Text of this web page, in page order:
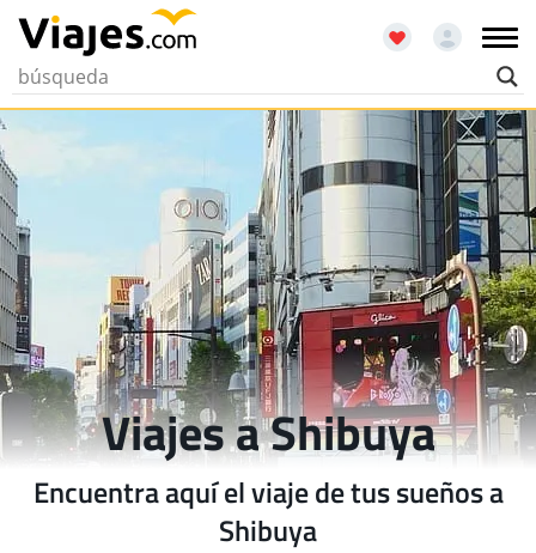
Viajes a Shibuya
Encuentra aquí el viaje de tus sueños a
Shibuya